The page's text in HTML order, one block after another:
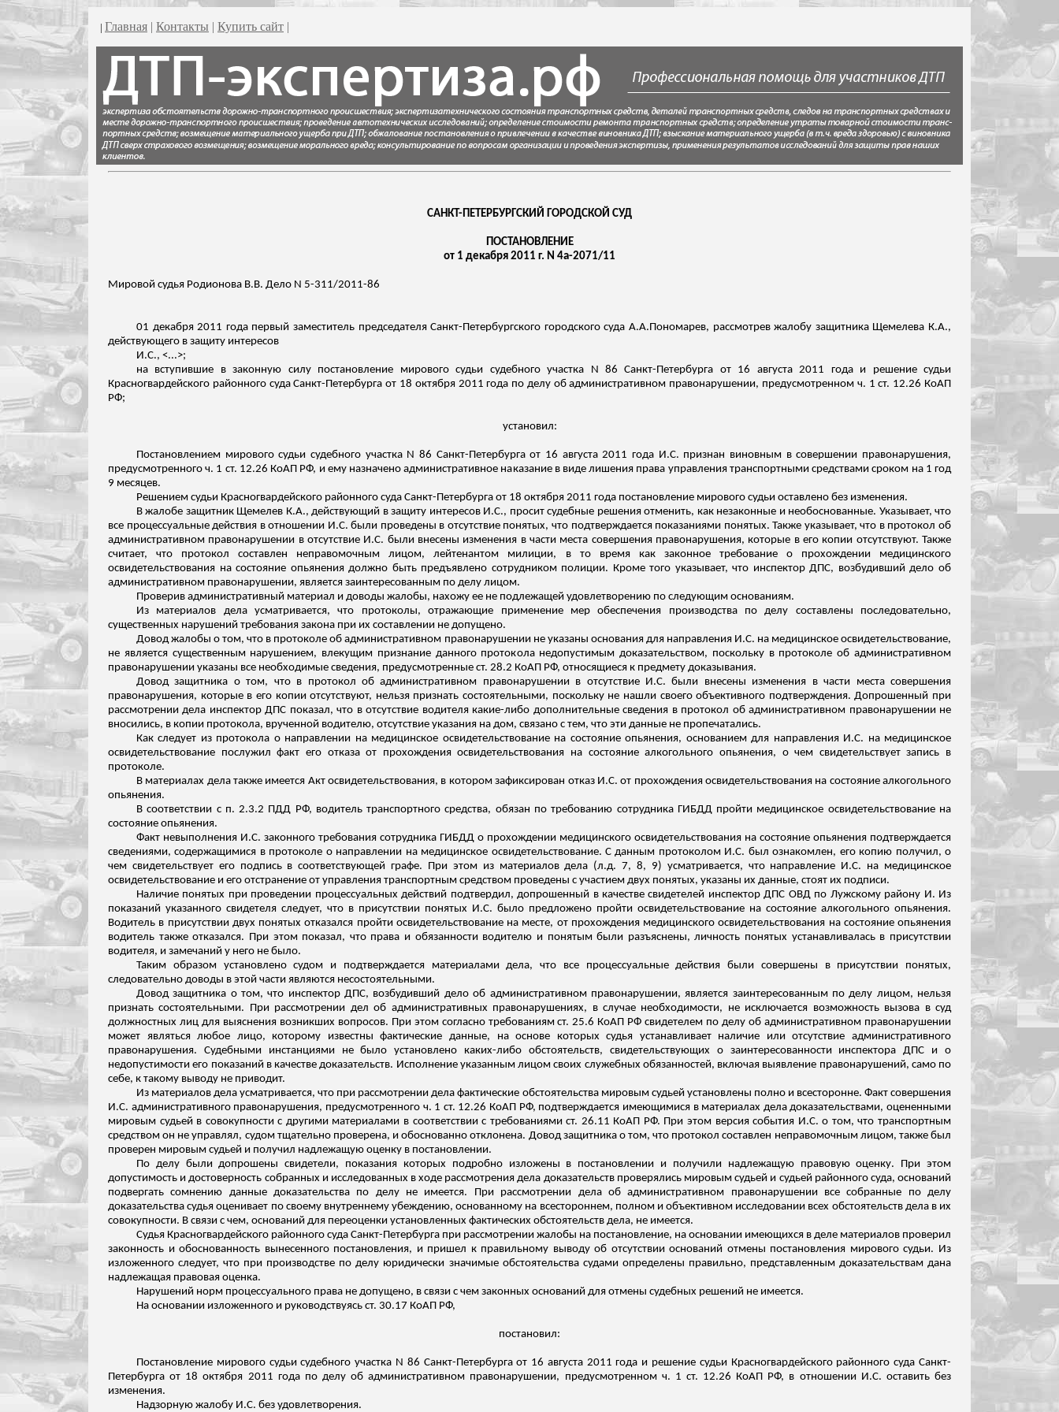
| Главная | Контакты | Купить сайт |
САНКТ-ПЕТЕРБУРГСКИЙ ГОРОДСКОЙ СУД
ПОСТАНОВЛЕНИЕ
от 1 декабря 2011 г. N 4а-2071/11
Мировой судья Родионова В.В. Дело N 5-311/2011-86
01 декабря 2011 года первый заместитель председателя Санкт-Петербургского городского суда А.А.Пономарев, рассмотрев жалобу защитника Щемелева К.А.,
действующего в защиту интересов
И.С., <...>;
на вступившие в законную силу постановление мирового судьи судебного участка N 86 Санкт-Петербурга от 16 августа 2011 года и решение судьи
Красногвардейского районного суда Санкт-Петербурга от 18 октября 2011 года по делу об административном правонарушении, предусмотренном ч. 1 ст. 12.26 КоАП
РФ;
установил:
Постановлением мирового судьи судебного участка N 86 Санкт-Петербурга от 16 августа 2011 года И.С. признан виновным в совершении правонарушения,
предусмотренного ч. 1 ст. 12.26 КоАП РФ, и ему назначено административное наказание в виде лишения права управления транспортными средствами сроком на 1 год
9 месяцев.
Решением судьи Красногвардейского районного суда Санкт-Петербурга от 18 октября 2011 года постановление мирового судьи оставлено без изменения.
В жалобе защитник Щемелев К.А., действующий в защиту интересов И.С., просит судебные решения отменить, как незаконные и необоснованные. Указывает, что
все процессуальные действия в отношении И.С. были проведены в отсутствие понятых, что подтверждается показаниями понятых. Также указывает, что в протокол об
административном правонарушении в отсутствие И.С. были внесены изменения в части места совершения правонарушения, которые в его копии отсутствуют. Также
считает, что протокол составлен неправомочным лицом, лейтенантом милиции, в то время как законное требование о прохождении медицинского
освидетельствования на состояние опьянения должно быть предъявлено сотрудником полиции. Кроме того указывает, что инспектор ДПС, возбудивший дело об
административном правонарушении, является заинтересованным по делу лицом.
Проверив административный материал и доводы жалобы, нахожу ее не подлежащей удовлетворению по следующим основаниям.
Из материалов дела усматривается, что протоколы, отражающие применение мер обеспечения производства по делу составлены последовательно,
существенных нарушений требования закона при их составлении не допущено.
Довод жалобы о том, что в протоколе об административном правонарушении не указаны основания для направления И.С. на медицинское освидетельствование,
не является существенным нарушением, влекущим признание данного протокола недопустимым доказательством, поскольку в протоколе об административном
правонарушении указаны все необходимые сведения, предусмотренные ст. 28.2 КоАП РФ, относящиеся к предмету доказывания.
Довод защитника о том, что в протокол об административном правонарушении в отсутствие И.С. были внесены изменения в части места совершения
правонарушения, которые в его копии отсутствуют, нельзя признать состоятельными, поскольку не нашли своего объективного подтверждения. Допрошенный при
рассмотрении дела инспектор ДПС показал, что в отсутствие водителя какие-либо дополнительные сведения в протокол об административном правонарушении не
вносились, в копии протокола, врученной водителю, отсутствие указания на дом, связано с тем, что эти данные не пропечатались.
Как следует из протокола о направлении на медицинское освидетельствование на состояние опьянения, основанием для направления И.С. на медицинское
освидетельствование послужил факт его отказа от прохождения освидетельствования на состояние алкогольного опьянения, о чем свидетельствует запись в
протоколе.
В материалах дела также имеется Акт освидетельствования, в котором зафиксирован отказ И.С. от прохождения освидетельствования на состояние алкогольного
опьянения.
В соответствии с п. 2.3.2 ПДД РФ, водитель транспортного средства, обязан по требованию сотрудника ГИБДД пройти медицинское освидетельствование на
состояние опьянения.
Факт невыполнения И.С. законного требования сотрудника ГИБДД о прохождении медицинского освидетельствования на состояние опьянения подтверждается
сведениями, содержащимися в протоколе о направлении на медицинское освидетельствование. С данным протоколом И.С. был ознакомлен, его копию получил, о
чем свидетельствует его подпись в соответствующей графе. При этом из материалов дела (л.д. 7, 8, 9) усматривается, что направление И.С. на медицинское
освидетельствование и его отстранение от управления транспортным средством проведены с участием двух понятых, указаны их данные, стоят их подписи.
Наличие понятых при проведении процессуальных действий подтвердил, допрошенный в качестве свидетелей инспектор ДПС ОВД по Лужскомурайону И. Из
показаний указанного свидетеля следует, что в присутствии понятых И.С. было предложено пройти освидетельствование на состояние алкогольного опьянения.
Водитель в присутствии двух понятых отказался пройти освидетельствование на месте, от прохождения медицинского освидетельствования на состояние опьянения
водитель также отказался. При этом показал, что права и обязанности водителю и понятым были разъяснены, личность понятых устанавливалась в присутствии
водителя, и замечаний у него не было.
Таким образом установлено судом и подтверждается материалами дела, что все процессуальные действия были совершены в присутствии понятых,
следовательно доводы в этой части являются несостоятельными.
Довод защитника о том, что инспектор ДПС, возбудивший дело об административном правонарушении, является заинтересованным по делу лицом, нельзя
признать состоятельными. При рассмотрении дел об административных правонарушениях, в случае необходимости, не исключается возможность вызова в суд
должностных лиц для выяснения возникших вопросов. При этом согласно требованиям ст. 25.6 КоАП РФ свидетелем по делу об административном правонарушении
может являться любое лицо, которому известны фактические данные, на основе которых судья устанавливает наличие или отсутствие административного
правонарушения. Судебными инстанциями не было установлено каких-либо обстоятельств, свидетельствующих о заинтересованности инспектора ДПС и о
недопустимости его показаний в качестве доказательств. Исполнениеуказанным лицом своих служебных обязанностей, включая выявление правонарушений, само по
себе, к такому выводу не приводит.
Из материалов дела усматривается, что при рассмотрении дела фактические обстоятельства мировым судьей установлены полно и всесторонне. Факт совершения
И.С. административного правонарушения, предусмотренного ч. 1 ст. 12.26 КоАП РФ, подтверждается имеющимися в материалах дела доказательствами, оцененными
мировым судьей в совокупности с другими материалами в соответствии с требованиями ст. 26.11 КоАП РФ. При этом версия события И.С. о том, что транспортным
средством он не управлял, судом тщательно проверена, и обоснованно отклонена. Довод защитника о том, что протокол составлен неправомочным лицом, также был
проверен мировым судьей и получил надлежащую оценку в постановлении.
По делу были допрошены свидетели, показания которых подробно изложены в постановлении и получили надлежащую правовую оценку. При этом
допустимость и достоверность собранных и исследованных в ходе рассмотрения дела доказательств проверялись мировым судьей и судьей районного суда, оснований
подвергать сомнению данные доказательства по делу не имеется. При рассмотрении дела об административном правонарушении все собранные по делу
доказательства судья оценивает по своему внутреннему убеждению, основанному на всестороннем, полном и объективном исследовании всех обстоятельств дела в их
совокупности. В связи с чем, оснований для переоценки установленных фактических обстоятельств дела, не имеется.
Судья Красногвардейского районного суда Санкт-Петербурга при рассмотрении жалобы на постановление, на основании имеющихся в деле материалов проверил
законность и обоснованность вынесенного постановления, и пришел к правильному выводу об отсутствии оснований отмены постановления мирового судьи. Из
изложенного следует, что при производстве по делу юридически значимые обстоятельства судами определены правильно, представленным доказательствам дана
надлежащая правовая оценка.
Нарушений норм процессуального права не допущено, в связи с чем законных оснований для отмены судебных решений не имеется.
На основании изложенного и руководствуясь ст. 30.17 КоАП РФ,
постановил:
Постановление мирового судьи судебного участка N 86 Санкт-Петербурга от 16 августа 2011 года и решение судьи Красногвардейского районного суда Санкт-
Петербурга от 18 октября 2011 года по делу об административном правонарушении, предусмотренном ч. 1 ст. 12.26 КоАП РФ, в отношении И.С. оставить без
изменения.
Надзорную жалобу И.С. без удовлетворения.